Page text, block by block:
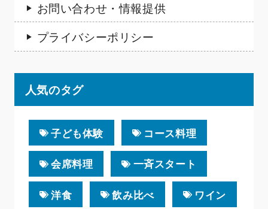
人気のタグ
子ども体験 コース料理
会席料理 一斉スタート
洋食 飲み比べ ワイン
お問い合わせ・情報提供
プライバシーポリシー